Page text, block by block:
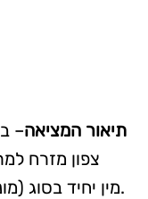
תיאור המציאה
מין יחיד בסוג (מונוטיפי). בשטח נצפתה אוכלוסייה אחת של כ-20 פרטים. פרט אחד נאסף לצורך תיעוד בגיליון עשביה.